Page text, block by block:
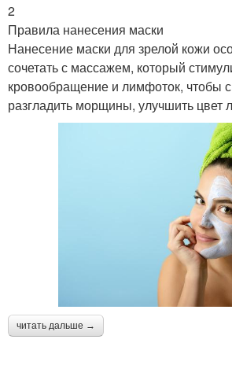
2
Правила нанесения маски
Нанесение маски для зрелой кожи
сочетать с массажем, который
кровообращение и лимфоток, чтобы
разгладить морщины, улучшить цвет
читать дальше →